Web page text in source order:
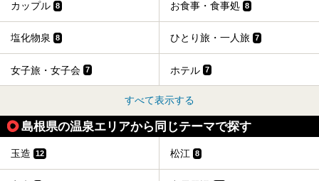
カップル 8 お食事・食事処 8
塩化物泉 8 ひとり旅・一人旅 7
女子旅・女子会 7 ホテル 7
すべて表示する
島根県の温泉エリアから同じテーマで探す
玉造 12 松江 8